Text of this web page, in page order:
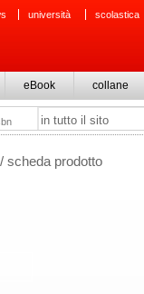
università scolastica
eBook collane
/ scheda prodotto